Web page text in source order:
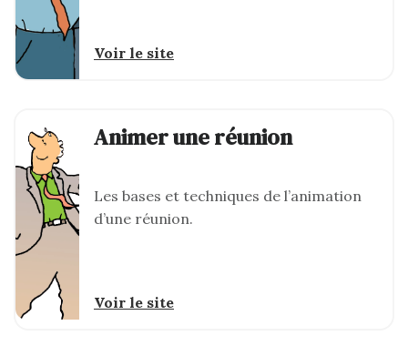
Voir le site
Animer une réunion
Les bases et techniques de l’animation
d’une réunion.
Voir le site